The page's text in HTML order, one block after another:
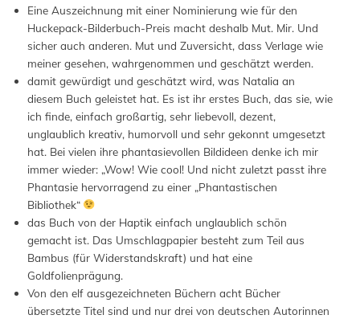
Eine Auszeichnung mit einer Nominierung wie für den
Huckepack-Bilderbuch-Preis macht deshalb Mut. Mir. Und
sicher auch anderen. Mut und Zuversicht, dass Verlage wie
meiner gesehen, wahrgenommen und geschätzt werden.
damit gewürdigt und geschätzt wird, was Natalia an
diesem Buch geleistet hat. Es ist ihr erstes Buch, das sie, wie
ich finde, einfach großartig, sehr liebevoll, dezent,
unglaublich kreativ, humorvoll und sehr gekonnt umgesetzt
hat. Bei vielen ihre phantasievollen Bildideen denke ich mir
immer wieder: „Wow! Wie cool! Und nicht zuletzt passt ihre
Phantasie hervorragend zu einer „Phantastischen
Bibliothek“
das Buch von der Haptik einfach unglaublich schön
gemacht ist. Das Umschlagpapier besteht zum Teil aus
Bambus (für Widerstandskraft) und hat eine
Goldfolienprägung.
Von den elf ausgezeichneten Büchern acht Bücher
übersetzte Titel sind und nur drei von deutschen Autorinnen